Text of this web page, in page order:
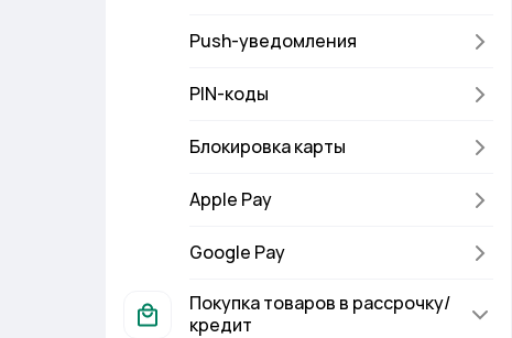
Push-уведомления
PIN-коды
Блокировка карты
Apple Pay
Google Pay
Покупка товаров в рассрочку/
кредит